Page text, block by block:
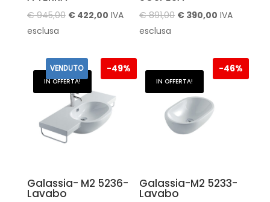
€945,00 Il
era:
€ 945,00.
€422,00Il
è:
€ 422,00.
IVA
esclusa
€891,00 Il
€ 891,00.
€ 390,00 Il
è:
€ 390,00.
IVA
esclusa
IN OFFERTA!
-49%
VENDUTO
Galassia- M2 5236-
Lavabo
IN OFFERTA!
-46%
Galassia-M2 5233-
Lavabo